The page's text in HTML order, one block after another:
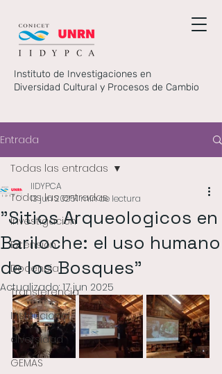
Instituto de Investigaciones en
Diversidad Cultural y Procesos de Cambio
Entrada
Todas las entradas
Investigación
Extensión
Docencia
Transferencia
Institucional
diversidad
GEMAS
Todas las entradas
"Sitios Arqueologicos en
Bariloche: el uso humano
de los Bosques"
IIDYPCA
13 jun 20251 min de lectura
Actualizado:17 jun 2025